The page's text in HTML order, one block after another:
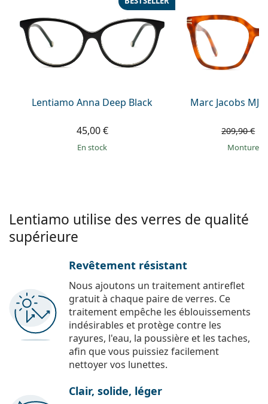
Prada
Toutes les marques
Lentiamo Anna Deep Black
45,00 €
en stock
Marc Jacobs MJ
209,90 €
Monture
Lentiamo utilise des verres de qualité
supérieure
Revêtement résistant
Nous ajoutons un traitement antireflet
gratuit à chaque paire de verres. Ce
traitement empêche les éblouissements
indésirables et protège contre les
rayures, l'eau, la poussière et les taches,
afin que vous puissiez facilement
nettoyer vos lunettes.
Clair, solide, léger